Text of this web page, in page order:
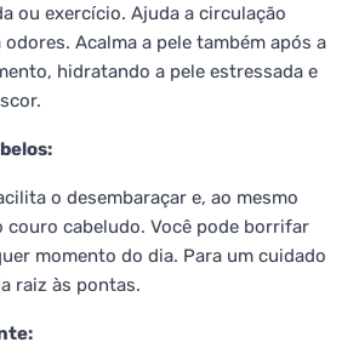
ou exercício. Ajuda a circulação
Acalma a pele também após a
hidratando a pele estressada e
o desembaraçar e, ao mesmo
couro cabeludo. Você pode borrifar
momento do dia. Para um cuidado
raiz às pontas.